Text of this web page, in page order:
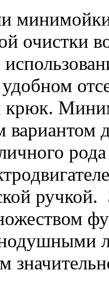
очистки
крюк.